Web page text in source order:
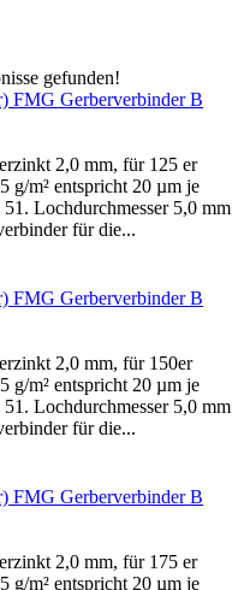
gefunden!
FMG Gerberverbinder B
2,0 mm, für 125 er
g/m² entspricht 20 µm je
Lochdurchmesser 5,0 mm
für die...
FMG Gerberverbinder B
2,0 mm, für 150er
g/m² entspricht 20 µm je
Lochdurchmesser 5,0 mm
für die...
FMG Gerberverbinder B
2,0 mm, für 175 er
g/m² entspricht 20 µm je